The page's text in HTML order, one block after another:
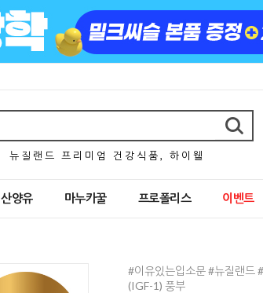
뉴 질 랜 드 프 리 미 엄 건 강 식 품 , 하 이 웰
산양유 마누카꿀 프로폴리스 이벤트
#이유있는입소문 #뉴질랜드
(IGF-1) 풍부